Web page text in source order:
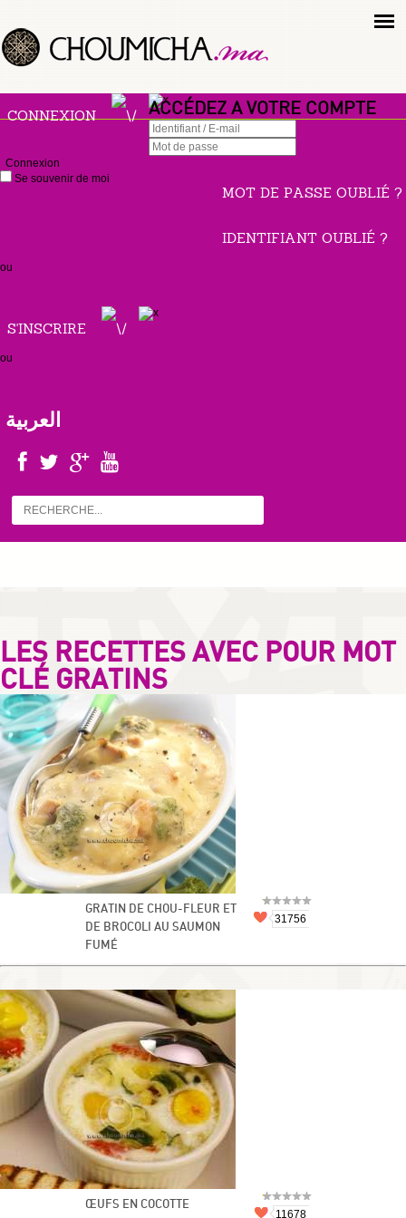
CONNEXION ACCÉDEZ A VOTRE COMPTE
Connexion
Se souvenir de moi
MOT DE PASSE OUBLIÉ ?
IDENTIFIANT OUBLIÉ ?
ou
S'INSCRIRE
ou
العربية
LES RECETTES AVEC POUR MOT
CLÉ GRATINS
GRATIN DE CHOU-FLEUR ET
DE BROCOLI AU SAUMON
FUMÉ
31756
ŒUFS EN COCOTTE
11678